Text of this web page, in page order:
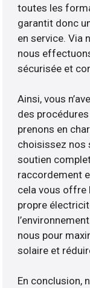
toutes les
garantit donc
en service. Via
nous
sécurisée et
Ainsi, vous
des
prenons en
choisissez nos
soutien
raccordement
cela vous offre
propre
nous pour
solaire et
En conclusion,